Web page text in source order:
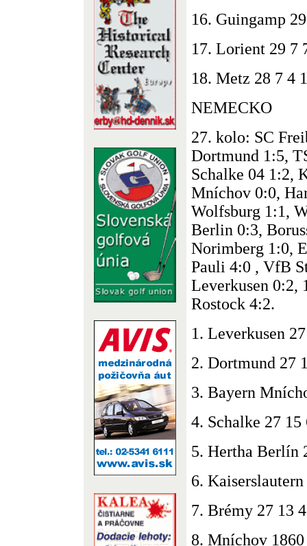
16. Guingamp
17. Lorient 29 7
18. Metz 28 7 4
NEMECKO
27. kolo: SC
Dortmund 1:5,
Schalke 04 1:2,
Mníchov 0:0,
Wolfsburg 1:1,
Berlin 0:3,
Norimberg 1:0,
Pauli 4:0 , VfB
Leverkusen 0:2,
Rostock 4:2.
1. Leverkusen
2. Dortmund 27
3. Bayern
4. Schalke 27 15
5. Hertha Berlín
6.
7. Brémy 27 13
8. Mníchov